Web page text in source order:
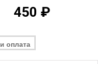
450 ₽
оплата